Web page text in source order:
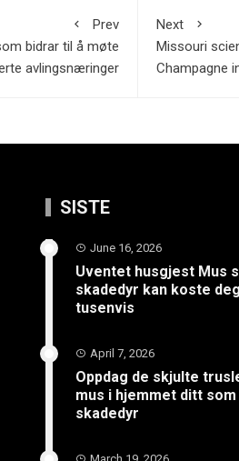
Prev
bidrar til å møte
avlingsnæringer
Next
Missouri
Champagne
SISTE
June 16, 2026
Uventet husgjest Mus
skadedyr kan koste deg
tusenvis
April 7, 2026
Oppdag de skjulte
mus i hjemmet ditt som
skadedyr